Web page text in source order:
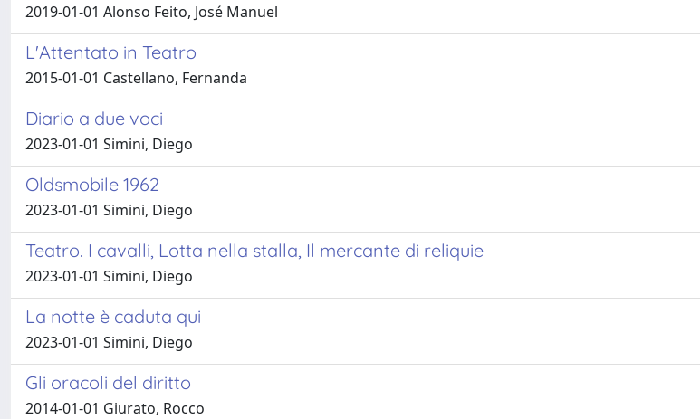
2019-01-01 Alonso Feito, José Manuel
L'Attentato in Teatro
2015-01-01 Castellano, Fernanda
Diario a due voci
2023-01-01 Simini, Diego
Oldsmobile 1962
2023-01-01 Simini, Diego
Teatro. I cavalli, Lotta nella stalla, Il mercante di reliquie
2023-01-01 Simini, Diego
La notte è caduta qui
2023-01-01 Simini, Diego
Gli oracoli del diritto
2014-01-01 Giurato, Rocco